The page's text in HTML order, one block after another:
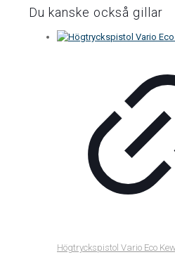
Du kanske också gillar
Högtryckspistol Vario Eco Kew